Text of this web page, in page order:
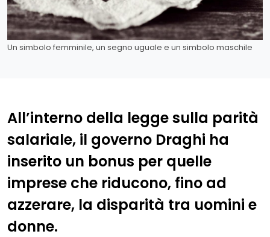
Un simbolo femminile, un segno uguale e un simbolo maschile
All’interno della legge sulla parità
salariale, il governo Draghi ha
inserito un bonus per quelle
imprese che riducono, fino ad
azzerare, la disparità tra uomini e
donne.